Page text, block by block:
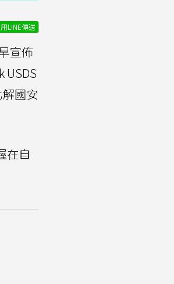
用LINE傳送
宣佈
USDS
國安
在自